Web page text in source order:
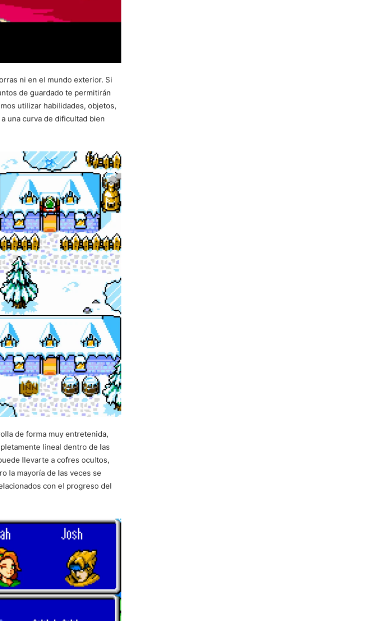
ni en el mundo exterior. Si
de guardado te permitirán
utilizar habilidades, objetos,
una curva de dificultad bien
de forma muy entretenida,
lineal dentro de las
llevarte a cofres ocultos,
la mayoría de las veces se
con el progreso del